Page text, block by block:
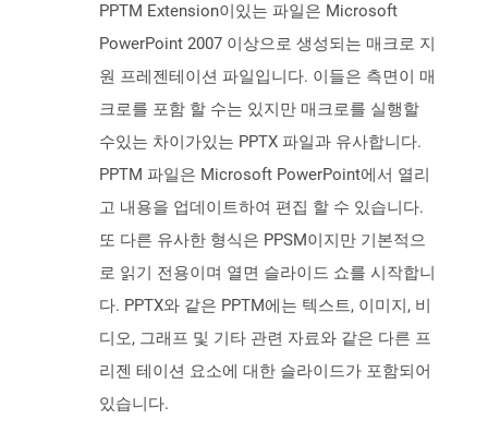
PPTM Extension이있는 파일은 Microsoft
PowerPoint 2007 이상으로 생성되는 매크로 지
원 프레젠테이션 파일입니다. 이들은 측면이 매
크로를 포함 할 수는 있지만 매크로를 실행할
수있는 차이가있는 PPTX 파일과 유사합니다.
PPTM 파일은 Microsoft PowerPoint에서 열리
고 내용을 업데이트하여 편집 할 수 있습니다.
또 다른 유사한 형식은 PPSM이지만 기본적으
로 읽기 전용이며 열면 슬라이드 쇼를 시작합니
다. PPTX와 같은 PPTM에는 텍스트, 이미지, 비
디오, 그래프 및 기타 관련 자료와 같은 다른 프
리젠 테이션 요소에 대한 슬라이드가 포함되어
있습니다.